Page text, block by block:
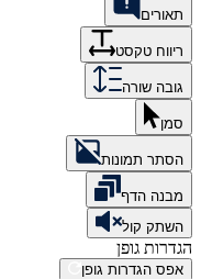
תאורים
ריווח טקסט
גובה שורה
סמן
הסתר תמונות
מבנה הדף
השתק קול
הגדרות גופן
אפס הגדרות גופן